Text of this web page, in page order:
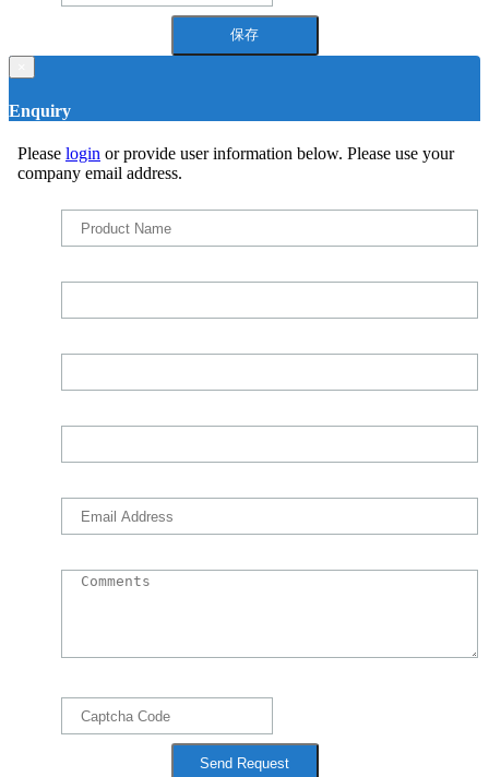
Enquiry
Please login or provide user information below. Please use your
company email address.